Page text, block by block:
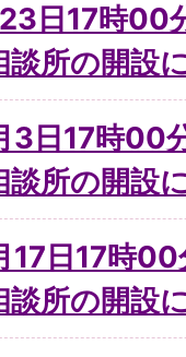
23日17時00
談所の開設
3日17時00
談所の開設
17日17時
談所の開設